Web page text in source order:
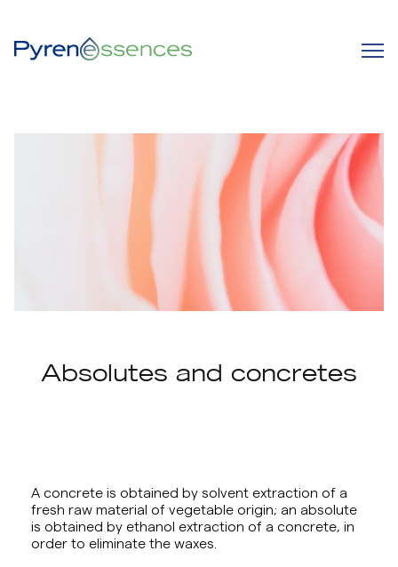
Absolutes and concretes
A concrete is obtained by solvent extraction of a
fresh raw material of vegetable origin; an absolute
is obtained by ethanol extraction of a concrete, in
order to eliminate the waxes.